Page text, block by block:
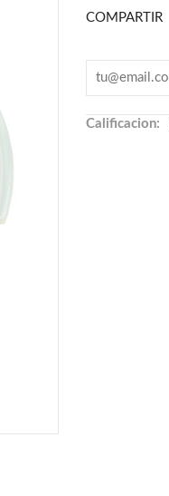
COMPARTIR
Calificacion: